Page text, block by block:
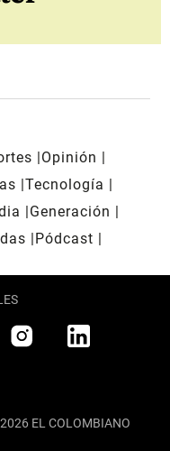
Opinión
Tecnología
Generación
Pódcast
EL COLOMBIANO